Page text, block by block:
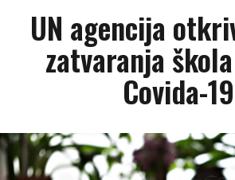
UN agencija
zatvaranja
Covida-19